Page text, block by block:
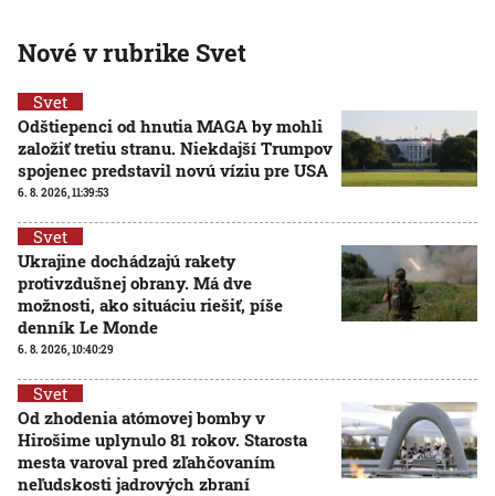
Nové v rubrike Svet
Svet
Odštiepenci od hnutia MAGA by mohli
založiť tretiu stranu. Niekdajší Trumpov
spojenec predstavil novú víziu pre USA
6. 8. 2026, 11:39:53
Svet
Ukrajine dochádzajú rakety
protivzdušnej obrany. Má dve
možnosti, ako situáciu riešiť, píše
denník Le Monde
6. 8. 2026, 10:40:29
Svet
Od zhodenia atómovej bomby v
Hirošime uplynulo 81 rokov. Starosta
mesta varoval pred zľahčovaním
neľudskosti jadrových zbraní